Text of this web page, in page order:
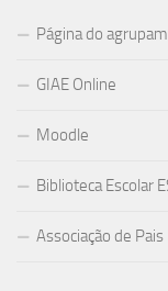
Página do
GIAE Online
Moodle
Biblioteca Escolar
Associação de Pais